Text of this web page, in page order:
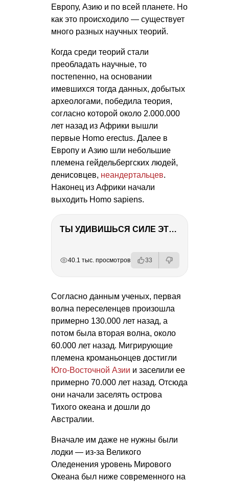
Европу, Азию и по всей планете. Но
как это происходило — существует
много разных научных теорий.
Когда среди теорий стали
преобладать научные, то
постепенно, на основании
имевшихся тогда данных, добытых
археологами, победила теория,
согласно которой около 2.000.000
лет назад из Африки вышли
первые Homo erectus. Далее в
Европу и Азию шли небольшие
племена гейдельбергских людей,
денисовцев, неандертальцев.
Наконец из Африки начали
выходить Homo sapiens.
ТЫ УДИВИШЬСЯ СИЛЕ ЭТО ЧЕЛОВЕКА! Блог о нашей поездке в Вышний Волочек
40.1 тыс. просмотров 33
Согласно данным ученых, первая
волна переселенцев произошла
примерно 130.000 лет назад, а
потом была вторая волна, около
60.000 лет назад. Мигрирующие
племена кроманьонцев достигли
Юго-Восточной Азии и заселили ее
примерно 70.000 лет назад. Отсюда
они начали заселять острова
Тихого океана и дошли до
Австралии.
Вначале им даже не нужны были
лодки — из-за Великого
Оледенения уровень Мирового
Океана был ниже современного на